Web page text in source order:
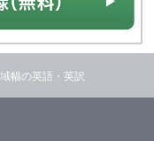
幅の英語・英訳